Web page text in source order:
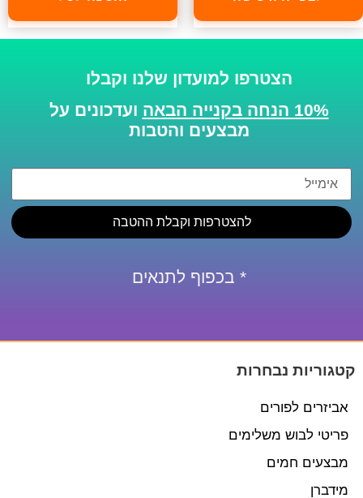
הצטרפו למועדון שלנו וקבלו
10% הנחה בקנייה הבאה
ועדכונים על
מבצעים והטבות
להצטרפות וקבלת ההטבה
* בכפוף לתנאים
קטגוריות נבחרות
אביזרים לפורים
פריטי לבוש משלימים
מבצעים חמים
מידברן